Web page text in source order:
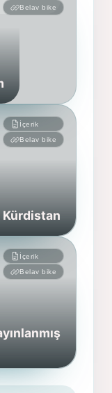
Belav bike
İçerik
Belav bike
İçerik
Belav bike